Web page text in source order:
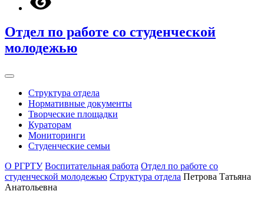
Отдел по работе со студенческой
молодежью
Структура отдела
Нормативные документы
Творческие площадки
Кураторам
Мониторинги
Студенческие семьи
О РГРТУ Воспитательная работа Отдел по работе со
студенческой молодежью Структура отдела Петрова Татьяна
Анатольевна